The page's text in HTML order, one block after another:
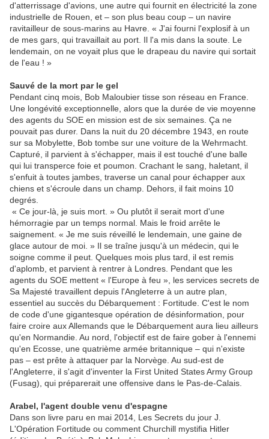
d'atterrissage d'avions, une autre qui fournit en électricité la zone
industrielle de Rouen, et – son plus beau coup – un navire
ravitailleur de sous-marins au Havre. « J'ai fourni l'explosif à un
de mes gars, qui travaillait au port. Il l'a mis dans la soute. Le
lendemain, on ne voyait plus que le drapeau du navire qui sortait
de l'eau ! »
Sauvé de la mort par le gel
Pendant cinq mois, Bob Maloubier tisse son réseau en France.
Une longévité exceptionnelle, alors que la durée de vie moyenne
des agents du SOE en mission est de six semaines. Ça ne
pouvait pas durer. Dans la nuit du 20 décembre 1943, en route
sur sa Mobylette, Bob tombe sur une voiture de la Wehrmacht.
Capturé, il parvient à s'échapper, mais il est touché d'une balle
qui lui transperce foie et poumon. Crachant le sang, haletant, il
s'enfuit à toutes jambes, traverse un canal pour échapper aux
chiens et s'écroule dans un champ. Dehors, il fait moins 10
degrés.
« Ce jour-là, je suis mort. » Ou plutôt il serait mort d'une
hémorragie par un temps normal. Mais le froid arrête le
saignement. « Je me suis réveillé le lendemain, une gaine de
glace autour de moi. » Il se traîne jusqu'à un médecin, qui le
soigne comme il peut. Quelques mois plus tard, il est remis
d'aplomb, et parvient à rentrer à Londres. Pendant que les
agents du SOE mettent « l'Europe à feu », les services secrets de
Sa Majesté travaillent depuis l'Angleterre à un autre plan,
essentiel au succès du Débarquement : Fortitude. C'est le nom
de code d'une gigantesque opération de désinformation, pour
faire croire aux Allemands que le Débarquement aura lieu ailleurs
qu'en Normandie. Au nord, l'objectif est de faire gober à l'ennemi
qu'en Ecosse, une quatrième armée britannique – qui n'existe
pas – est prête à attaquer par la Norvège. Au sud-est de
l'Angleterre, il s'agit d'inventer la First United States Army Group
(Fusag), qui préparerait une offensive dans le Pas-de-Calais.
Arabel, l'agent double venu d'espagne
Dans son livre paru en mai 2014, Les Secrets du jour J.
L'Opération Fortitude ou comment Churchill mystifia Hitler